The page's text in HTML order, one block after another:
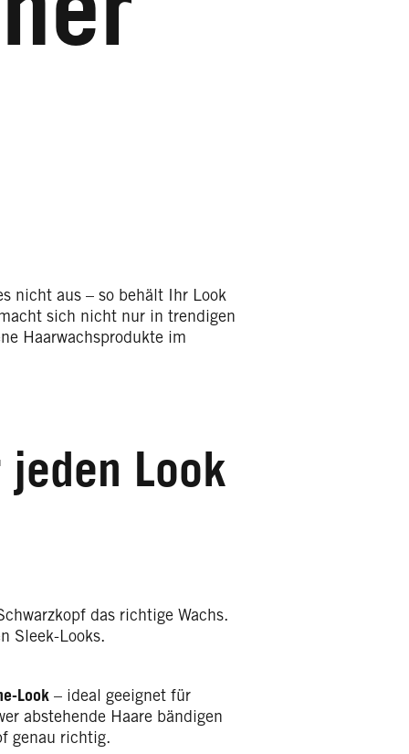
nicht aus – so behält Ihr Look
sich nicht nur in trendigen
Haarwachsprodukte im
Look
das richtige Wachs.
Sleek-Looks.
Look – ideal geeignet für
abstehende Haare bändigen
genau richtig.